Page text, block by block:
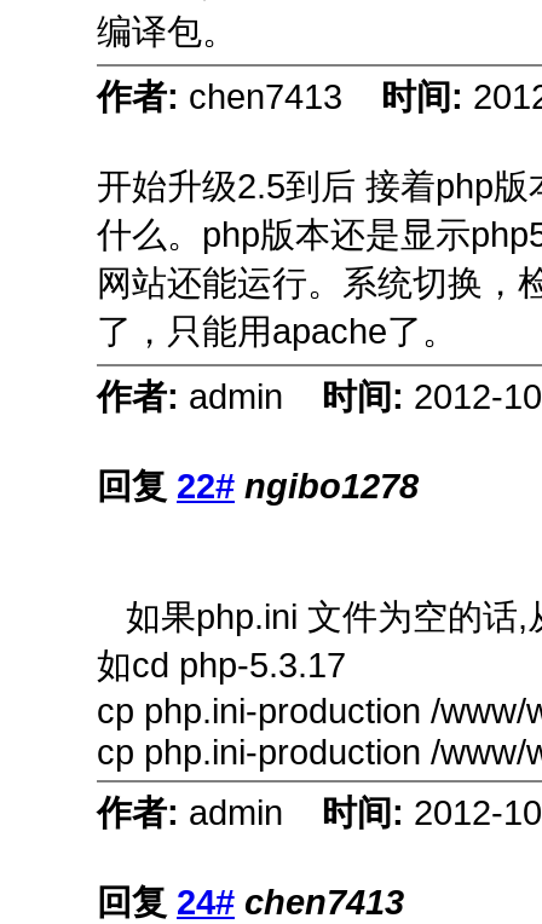
编译包。
作者: chen7413 时间:
开始升级2.5到后 接着php
什么。php版本还是显示
网站还能运行。系统切换，
了，只能用apache了。
作者: admin 时间: 2012-
回复 22# ngibo1278
如果php.ini 文件为空的话,
如cd php-5.3.17
cp php.ini-production /
cp php.ini-production /
作者: admin 时间: 2012-
回复 24# chen7413